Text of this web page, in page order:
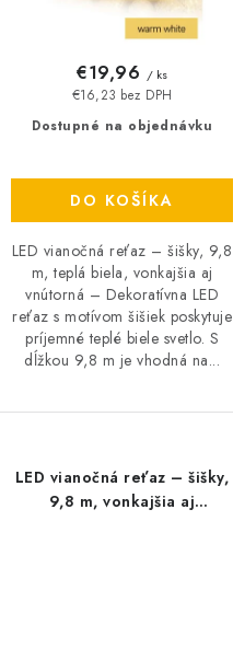
Dostupné na objednávku
€16,23 bez DPH
€19,96 / ks
DO KOŠÍKA
LED vianočná reťaz – šišky, 9,8
m, teplá biela, vonkajšia aj
vnútorná – Dekoratívna LED
reťaz s motívom šišiek poskytuje
príjemné teplé biele svetlo. S
dĺžkou 9,8 m je vhodná na...
LED vianočná reťaz – šišky,
9,8 m, vonkajšia aj